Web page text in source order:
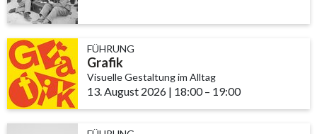
FÜHRUNG
Grafik
Visuelle Gestaltung im Alltag
13. August 2026 | 18:00accessibility.time_to
– 19:00